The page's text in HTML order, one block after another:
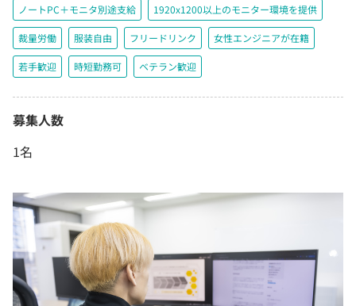
ノートPC＋モニタ別途支給 1920x1200以上のモニター環境を提供
裁量労働 服装自由 フリードリンク 女性エンジニアが在籍
若手歓迎 時短勤務可 ベテラン歓迎
募集人数
1名